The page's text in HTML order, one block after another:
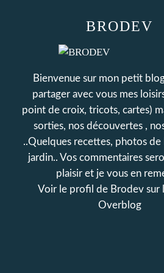
BRODEV
Bienvenue sur mon petit
partager avec vous mes
point de croix, tricots, cartes)
sorties, nos découvertes ,
..Quelques recettes, photos de
jardin.. Vos commentaires
plaisir et je vous en
Voir le profil de Brodevsur
Overblog